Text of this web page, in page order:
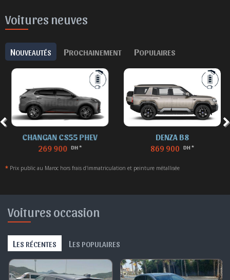
Voitures neuves
NOUVEAUTÉS PROCHAINEMENT POPULAIRES
CHANGAN CS55 PHEV
269 900 DH *
DENZA B8
869 900 DH *
* Prix public au Maroc hors frais d'immatriculation et peinture métallisée
Voitures occasion
L ES RÉCENTES L ES POPULAIRES